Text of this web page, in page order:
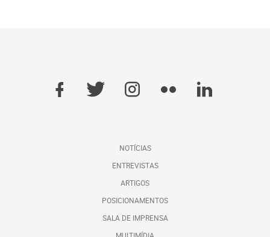
NOTÍCIAS
ENTREVISTAS
ARTIGOS
POSICIONAMENTOS
SALA DE IMPRENSA